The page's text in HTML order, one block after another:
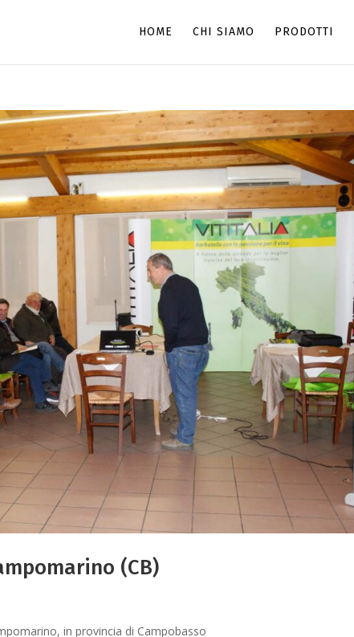
HOME CHI SIAMO PRODOTTI
(CB)
in provincia di Campobasso